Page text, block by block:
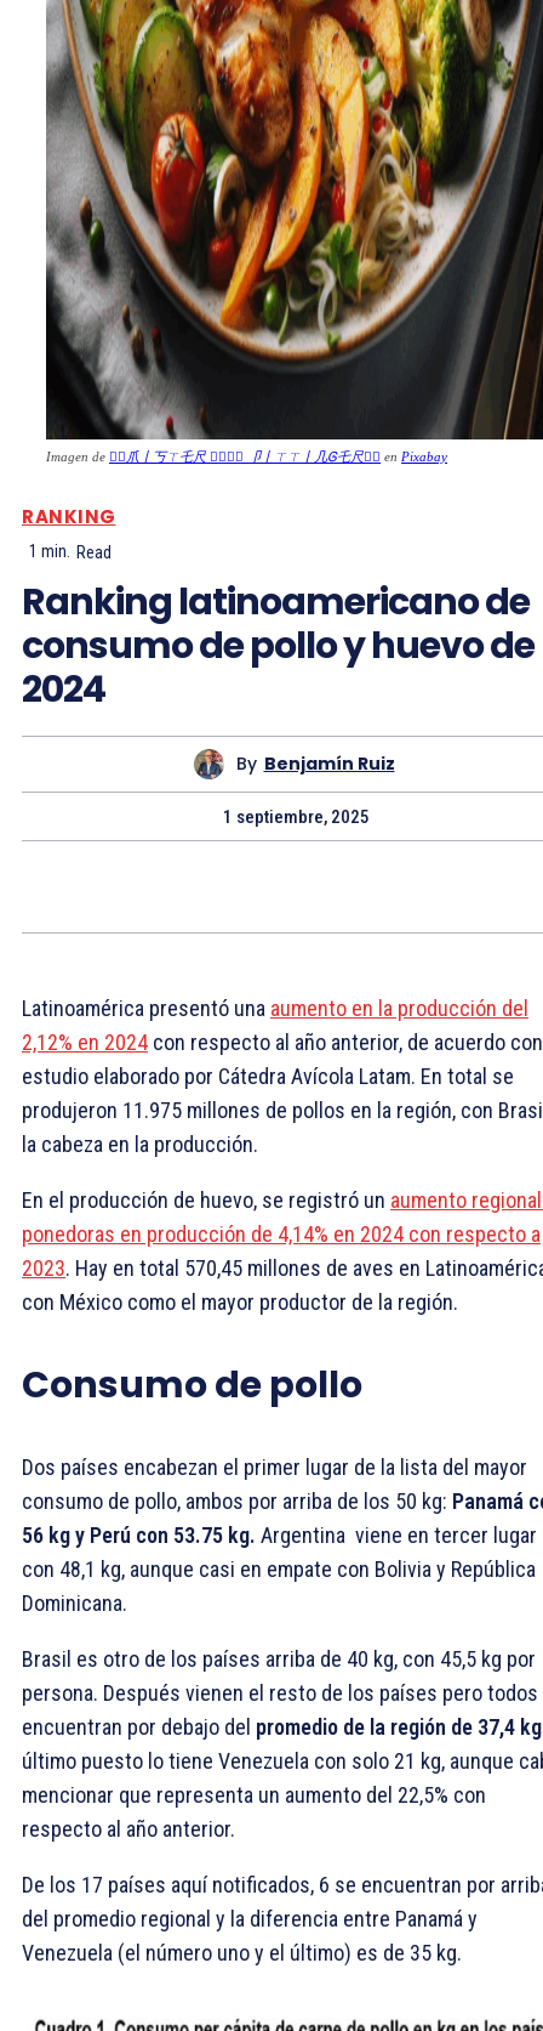
Imagen de 🤦‍♂️爪丨丂ㄒ乇尺 🤷‍♀️🤷‍♂️ 卩丨ㄒㄒ丨几Ꮆ乇尺🤦‍♀️ en Pixabay
RANKING
1 min. Read
Ranking latinoamericano de
consumo de pollo y huevo de
2024
By Benjamín Ruiz
1 septiembre, 2025
Latinoamérica presentó una aumento en la producción del
2,12% en 2024 con respecto al año anterior, de acuerdo
estudio elaborado por Cátedra Avícola Latam. En total se
produjeron 11.975 millones de pollos en la región, con
la cabeza en la producción.
En el producción de huevo, se registró un aumento
ponedoras en producción de 4,14% en 2024 con respecto a
2023. Hay en total 570,45 millones de aves en
con México como el mayor productor de la región.
Consumo de pollo
Dos países encabezan el primer lugar de la lista del mayor
consumo de pollo, ambos por arriba de los 50 kg: Panamá
56 kg y Perú con 53.75 kg. Argentina viene en tercer lugar
con 48,1 kg, aunque casi en empate con Bolivia y República
Dominicana.
Brasil es otro de los países arriba de 40 kg, con 45,5 kg por
persona. Después vienen el resto de los países pero todos
encuentran por debajo del promedio de la región de 37,4 kg
último puesto lo tiene Venezuela con solo 21 kg, aunque
mencionar que representa un aumento del 22,5% con
respecto al año anterior.
De los 17 países aquí notificados, 6 se encuentran por
del promedio regional y la diferencia entre Panamá y
Venezuela (el número uno y el último) es de 35 kg.